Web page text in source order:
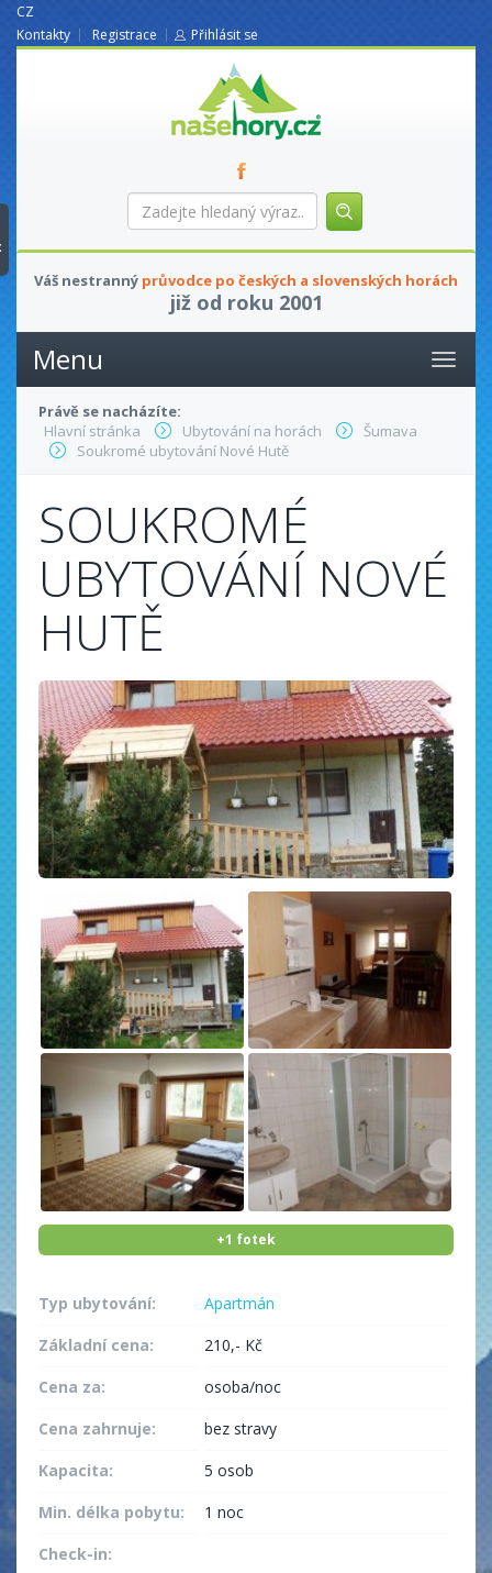
CZ
Kontakty
Registrace Přihlásit se
nasehory.cz
Zadejte
hledaný
Váš nestranný průvodce po českých a slovenských horách
již od roku 2001
Menu
Právě se nacházíte:
Hlavní stránka
Ubytování na horách
Šumava
Soukromé ubytování Nové Hutě
SOUKROMÉ
UBYTOVÁNÍ NOVÉ
HUTĚ
+1 fotek
Typ ubytování:
Apartmán
Základní cena:
210,- Kč
Cena za:
osoba/noc
Cena zahrnuje:
bez stravy
Kapacita:
5 osob
Min. délka pobytu:
1 noc
Check-in: